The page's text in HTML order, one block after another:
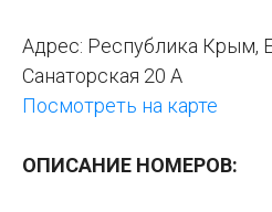
Адрес: Республика Крым,
Санаторская 20 А
Посмотреть на карте
ОПИСАНИЕ НОМЕРОВ: